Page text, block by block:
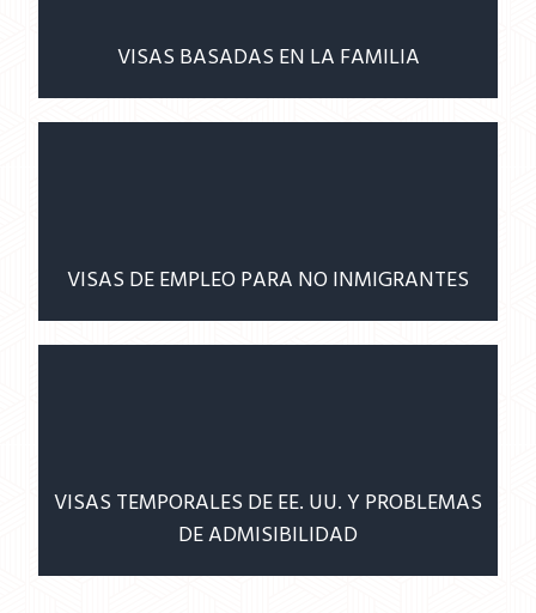
VISAS BASADAS EN LA FAMILIA
VISAS DE EMPLEO PARA NO INMIGRANTES
VISAS TEMPORALES DE EE. UU. Y PROBLEMAS
DE ADMISIBILIDAD